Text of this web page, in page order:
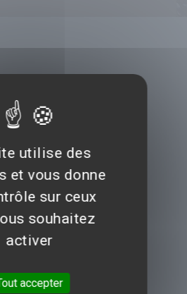
utilise des
et vous donne
sur ceux
souhaitez
activer
accepter